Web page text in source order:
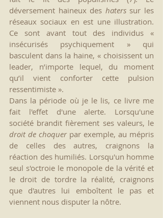
déversement haineux des haters sur les
réseaux sociaux en est une illustration.
Ce sont avant tout des individus «
insécurisés psychiquement » qui
basculent dans la haine, « choisissent un
leader, n’importe lequel, du moment
qu’il vient conforter cette pulsion
ressentimiste ».
Dans la période où je le lis, ce livre me
fait l'effet d'une alerte. Lorsqu'une
droit de choquer par exemple, au mépris
de celles des autres, craignons la
réaction des humiliés. Lorsqu'un homme
seul s'octroie le monopole de la vérité et
le droit de tordre la réalité, craignons
que d'autres lui emboîtent le pas et
viennent nous disputer la nôtre.